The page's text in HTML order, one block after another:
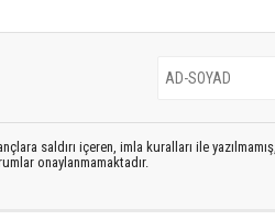
saldırı içeren, imla kuralları ile yazılmamış,
onaylanmamaktadır.